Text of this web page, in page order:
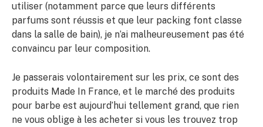
utiliser (notamment parce que leurs différents
parfums sont réussis et que leur packing font classe
dans la salle de bain), je n’ai malheureusement pas été
convaincu par leur composition.
Je passerais volontairement sur les prix, ce sont des
produits Made In France, et le marché des produits
pour barbe est aujourd’hui tellement grand, que rien
ne vous oblige à les acheter si vous les trouvez trop